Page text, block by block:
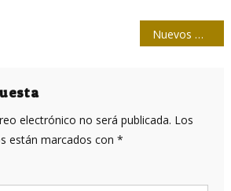
Nuevos másteres en Ciencias de la Comunicación en Las Tunas
electrónico no será publicada. Los
están marcados con *